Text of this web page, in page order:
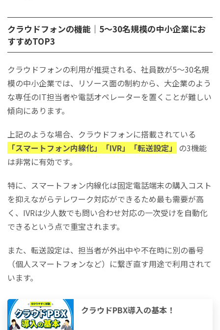
クラウドフォンの機能｜5〜30名規模の中小企業にお
すすめTOP3
クラウドフォンの利用が推奨される、社員数が5〜30名規
模の中小企業では、リソース面の制約から、大企業のよう
な専任のIT担当者や電話オペレーターを置くことが難しい
傾向にあります。
上記のような場合、クラウドフォンに搭載されている
「スマートフォン内線化」「IVR」「転送設定」
の3機能
は非常に有効です。
特に、スマートフォン内線化は固定電話端末の購入コスト
を抑えながらテレワーク対応ができるため最も需要が高
く、IVRは少人数でも問い合わせ対応の一次受けを自動化
できるという点で重宝されます。
また、転送設定は、担当者が外出中や不在時に別の番号
（個人スマートフォンなど）に繋ぎ直す用途で利用されて
います。
クラウドPBX導入の基本！